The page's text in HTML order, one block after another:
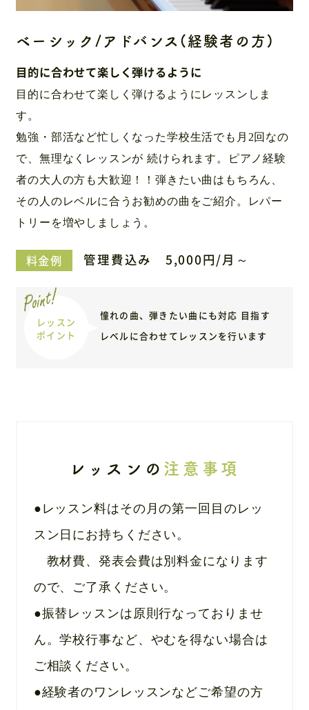
ベーシック/アドバンス(経験者の方)
目的に合わせて楽しく弾けるように
目的に合わせて楽しく弾けるようにレッスンしま
す。
勉強・部活など忙しくなった学校生活でも月2回なの
で、無理なくレッスンが 続けられます。ピアノ経験
者の大人の方も大歓迎！！弾きたい曲はもちろん、
その人のレベルに合うお勧めの曲をご紹介。レパー
トリーを増やしましょう。
料金例 管理費込み 5,000円/月～
レッスン
ポイント
憧れの曲、弾きたい曲にも対応 目指す
レベルに合わせてレッスンを行います
レッスンの 注意事項
●レッスン料はその月の第一回目のレッ
スン日にお持ちください。
教材費、発表会費は別料金になります
ので、ご了承ください。
●振替レッスンは原則行なっておりませ
ん。学校行事など、やむを得ない場合は
ご相談ください。
●経験者のワンレッスンなどご希望の方